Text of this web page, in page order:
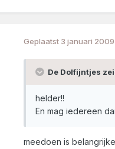
Geplaatst 3 januari 2009
De Dolfijntjes
helder!!
En mag iedereen
meedoen is